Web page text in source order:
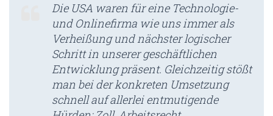
Die USA waren für eine Technologie-
und Onlinefirma wie uns immer als
Verheißung und nächster logischer
Schritt in unserer geschäftlichen
Entwicklung präsent. Gleichzeitig stößt
man bei der konkreten Umsetzung
schnell auf allerlei entmutigende